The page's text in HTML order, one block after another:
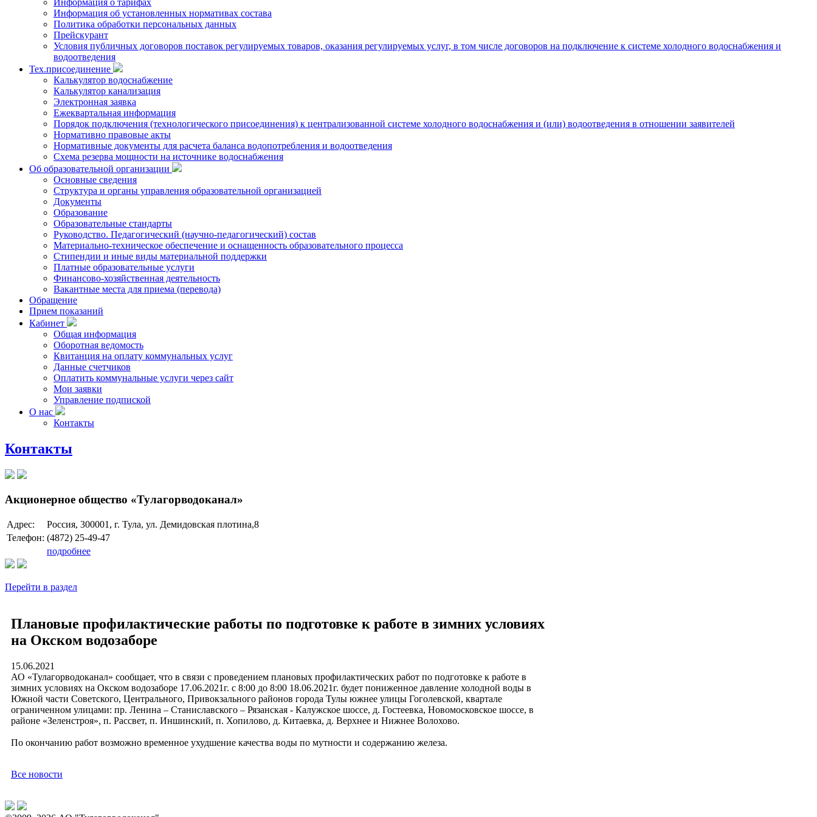
Информация о тарифах
Информация об установленных нормативах состава
Политика обработки персональных данных
Прейскурант
Условия публичных договоров поставок регулируемых товаров, оказания регулируемых услуг, в том числе договоров на подключение к системе холодного водоснабжения и
водоотведения
Тех.присоединение
Калькулятор водоснабжение
Калькулятор канализация
Электронная заявка
Ежеквартальная информация
Порядок подключения (технологического присоединения) к централизованной системе холодного водоснабжения и (или) водоотведения в отношении заявителей
Нормативно правовые акты
Нормативные документы для расчета баланса водопотребления и водоотведения
Схема резерва мощности на источнике водоснабжения
Об образовательной организации
Основные сведения
Структура и органы управления образовательной организацией
Документы
Образование
Образовательные стандарты
Руководство. Педагогический (научно-педагогический) состав
Материально-техническое обеспечение и оснащенность образовательного процесса
Стипендии и иные виды материальной поддержки
Платные образовательные услуги
Финансово-хозяйственная деятельность
Вакантные места для приема (перевода)
Обращение
Прием показаний
Кабинет
Общая информация
Оборотная ведомость
Квитанция на оплату коммунальных услуг
Данные счетчиков
Оплатить коммунальные услуги через сайт
Мои заявки
Управление подпиской
О нас
Контакты
Контакты
Акционерное общество «Тулагорводоканал»
Адрес:
Россия, 300001, г. Тула, ул. Демидовская плотина,8
Телефон: (4872) 25-49-47
подробнее
Перейти в раздел
Плановые профилактические работы по подготовке к работе в зимних условиях
на Окском водозаборе
15.06.2021
АО «Тулагорводоканал» сообщает, что в связи с проведением плановых профилактических работ по подготовке к работе в
зимних условиях на Окском водозаборе 17.06.2021г. с 8:00 до 8:00 18.06.2021г. будет пониженное давление холодной воды в
Южной части Советского, Центрального, Привокзального районов города Тулы южнее улицы Гоголевской, квартале
ограниченном улицами: пр. Ленина – Станиславского – Рязанская - Калужское шоссе, д. Гостеевка, Новомосковское шоссе, в
районе «Зеленстроя», п. Рассвет, п. Иншинский, п. Хопилово, д. Китаевка, д. Верхнее и Нижнее Волохово.
По окончанию работ возможно временное ухудшение качества воды по мутности и содержанию железа.
Все новости